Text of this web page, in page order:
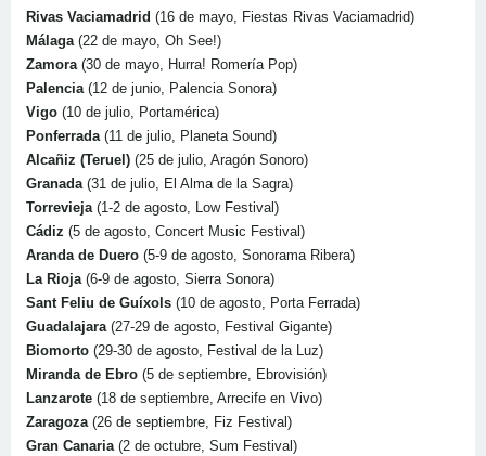
Rivas Vaciamadrid (16 de mayo, Fiestas Rivas Vaciamadrid)
Málaga(22 de mayo, Oh See!)
Zamora(30 de mayo, Hurra! Romería Pop)
Palencia(12 de junio, Palencia Sonora)
Vigo (10 de julio, Portamérica)
Ponferrada(11 de julio, Planeta Sound)
Alcañiz (Teruel) (25 de julio, Aragón Sonoro)
Granada(31 de julio, El Alma de la Sagra)
Torrevieja(1-2 de agosto, Low Festival)
Cádiz (5 de agosto, Concert Music Festival)
Aranda de Duero (5-9 de agosto, Sonorama Ribera)
La Rioja(6-9 de agosto, Sierra Sonora)
Sant Feliu de Guíxols (10 de agosto, Porta Ferrada)
Guadalajara(27-29 de agosto, Festival Gigante)
Biomorto (29-30 de agosto, Festival de la Luz)
Miranda de Ebro (5 de septiembre, Ebrovisión)
Lanzarote (18 de septiembre, Arrecife en Vivo)
Zaragoza(26 de septiembre, Fiz Festival)
Gran Canaria(2 de octubre, Sum Festival)